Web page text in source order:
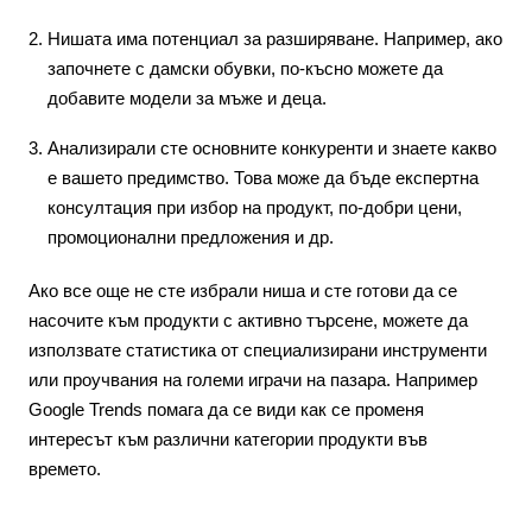
Нишата има потенциал за разширяване. Например, ако
започнете с дамски обувки, по-късно можете да
добавите модели за мъже и деца.
Анализирали сте основните конкуренти и знаете какво
е вашето предимство. Това може да бъде експертна
консултация при избор на продукт, по-добри цени,
промоционални предложения и др.
Ако все още не сте избрали ниша и сте готови да се
насочите към продукти с активно търсене, можете да
използвате статистика от специализирани инструменти
или проучвания на големи играчи на пазара. Например
Google Trends помага да се види как се променя
интересът към различни категории продукти във
времето.